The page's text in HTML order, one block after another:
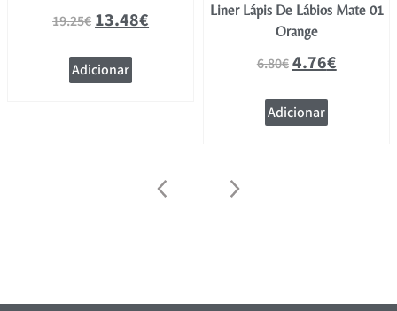
19.25€ 13.48€
Adicionar
Liner Lápis De Lábios Mate 01
Orange
6.80€4.76€
Adicionar